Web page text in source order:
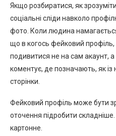
Якщо розбиратися, як
соціальні сліди навколо
фото. Коли людина
що в когось фейковий профіль,
подивитися не на сам акаунт,
коментує, де позначають, як
сторінки.
Фейковий профіль може бути
оточення підробити
картонне.